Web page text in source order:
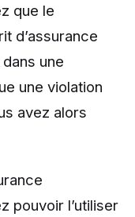
que le
d’assurance
une
une violation
avez alors
pouvoir l’utiliser